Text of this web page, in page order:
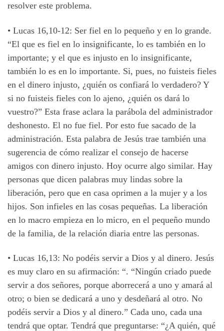
resolver este problema.
• Lucas 16,10-12: Ser fiel en lo pequeño y en lo grande.
“El que es fiel en lo insignificante, lo es también en lo
importante; y el que es injusto en lo insignificante,
también lo es en lo importante. Si, pues, no fuisteis fieles
en el dinero injusto, ¿quién os confiará lo verdadero? Y
si no fuisteis fieles con lo ajeno, ¿quién os dará lo
vuestro?” Esta frase aclara la parábola del administrador
deshonesto. El no fue fiel. Por esto fue sacado de la
administración. Esta palabra de Jesús trae también una
sugerencia de cómo realizar el consejo de hacerse
amigos con dinero injusto. Hoy ocurre algo similar. Hay
personas que dicen palabras muy lindas sobre la
liberación, pero que en casa oprimen a la mujer y a los
hijos. Son infieles en las cosas pequeñas. La liberación
en lo macro empieza en lo micro, en el pequeño mundo
de la familia, de la relación diaria entre las personas.
• Lucas 16,13: No podéis servir a Dios y al dinero. Jesús
es muy claro en su afirmación: “. “Ningún criado puede
servir a dos señores, porque aborrecerá a uno y amará al
otro; o bien se dedicará a uno y desdeñará al otro. No
podéis servir a Dios y al dinero.” Cada uno, cada una
tendrá que optar. Tendrá que preguntarse: “¿A quién, qué